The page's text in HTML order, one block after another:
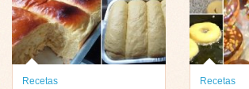
Recetas
Recetas